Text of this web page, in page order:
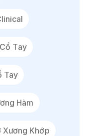
Tay
Tay
Hàm
Xương Khớp